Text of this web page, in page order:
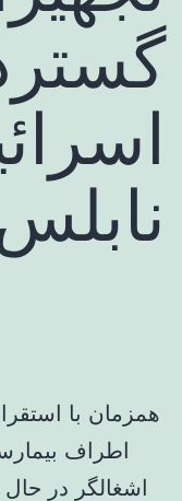
همزمان با
اطراف
اشغالگر در